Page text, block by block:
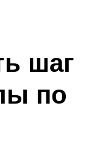
шаг
по